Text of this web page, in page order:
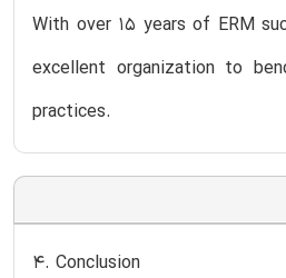
With over 15 years of ERM
excellent organization to
practices.
4. Conclusion